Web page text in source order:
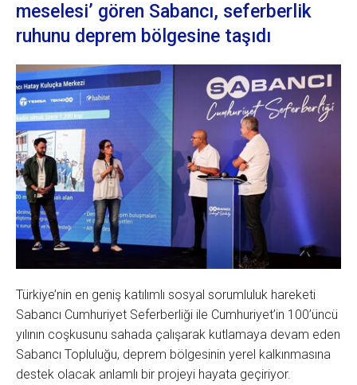
meselesi’ gören Sabancı, seferberlik
ruhunu deprem bölgesine taşıdı
Türkiye’nin en geniş katılımlı sosyal sorumluluk hareketi
Sabancı Cumhuriyet Seferberliği ile Cumhuriyet’in 100’üncü
yılının coşkusunu sahada çalışarak kutlamaya devam eden
Sabancı Topluluğu, deprem bölgesinin yerel kalkınmasına
destek olacak anlamlı bir projeyi hayata geçiriyor.